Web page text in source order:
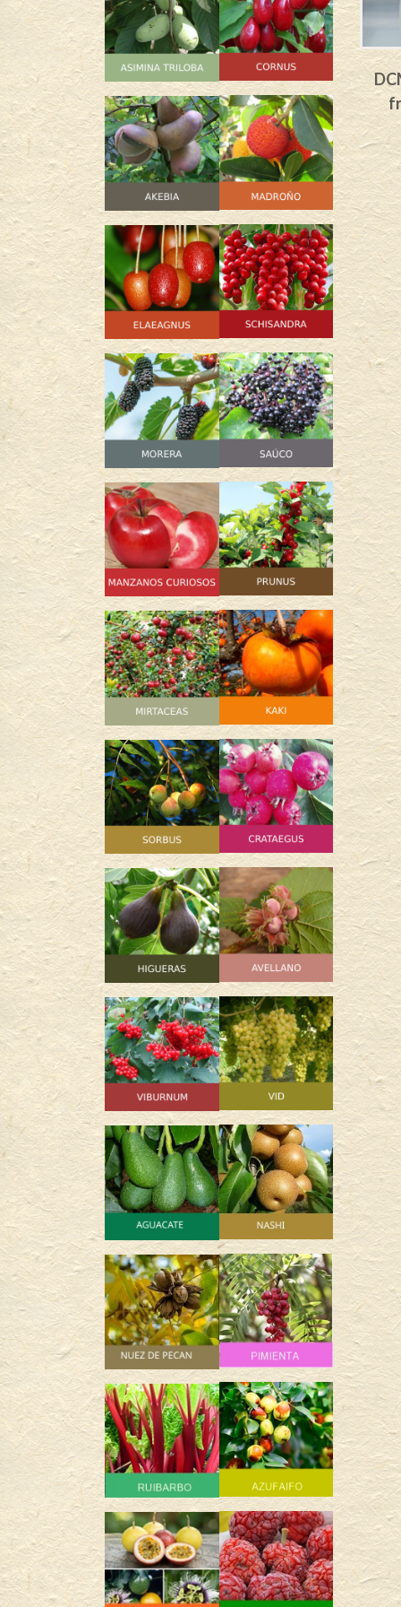
Little
nigrum
DCM Abono ecológico para
frutas pequeñas 1,5 Kg.
15,00€